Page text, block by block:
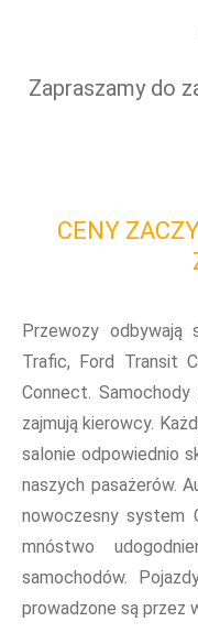
Zapraszamy do
CENY
Przewozy odbywają
Trafic, Ford Transit
Connect.
zajmują kierowcy.
salonie odpowiednio
naszych pasażerów.
nowoczesny system
mnóstwo
samochodów.
prowadzone są przez